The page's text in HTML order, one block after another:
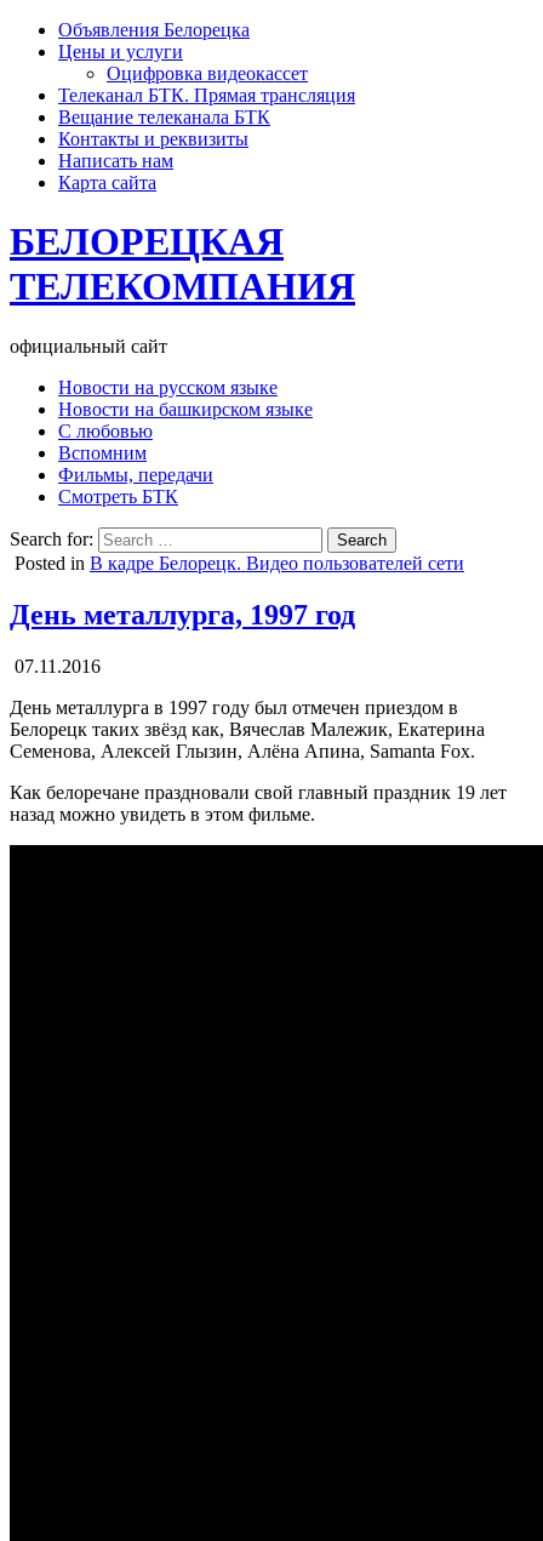
Объявления Белорецка
Цены и услуги
Оцифровка видеокассет
Телеканал БТК. Прямая трансляция
Вещание телеканала БТК
Контакты и реквизиты
Написать нам
Карта сайта
БЕЛОРЕЦКАЯ
ТЕЛЕКОМПАНИЯ
официальный сайт
Новости на русском языке
Новости на башкирском языке
С любовью
Вспомним
Фильмы, передачи
Смотреть БТК
Search for:
Posted in В кадре Белорецк. Видео пользователей сети
День металлурга, 1997 год
07.11.2016
День металлурга в 1997 году был отмечен приездом в
Белорецк таких звёзд как, Вячеслав Малежик, Екатерина
Семенова, Алексей Глызин, Алёна Апина, Samanta Fox.
Как белоречане праздновали свой главный праздник 19 лет
назад можно увидеть в этом фильме.